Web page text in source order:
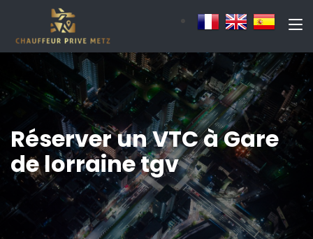
Réserver un VTC à Gare
de lorraine tgv